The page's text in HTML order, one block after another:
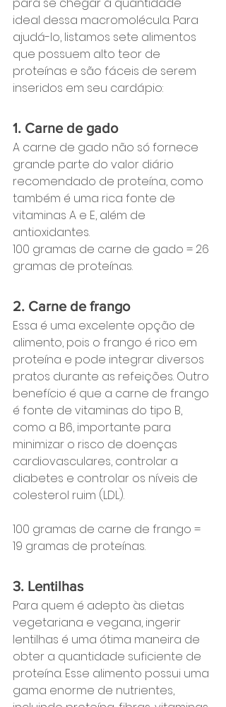
para se chegar à quantidade
ideal dessa macromolécula. Para
ajudá-lo, listamos sete alimentos
que possuem alto teor de
proteínas e são fáceis de serem
inseridos em seu cardápio:
1. Carne de gado
A carne de gado não só fornece
grande parte do valor diário
recomendado de proteína, como
também é uma rica fonte de
vitaminas A e E, além de
antioxidantes.
100 gramas de carne de gado = 26
gramas de proteínas.
2. Carne de frango
Essa é uma excelente opção de
alimento, pois o frango é rico em
proteína e pode integrar diversos
pratos durante as refeições. Outro
benefício é que a carne de frango
é fonte de vitaminas do tipo B,
como a B6, importante para
minimizar o risco de doenças
cardiovasculares, controlar a
diabetes e controlar os níveis de
colesterol ruim (LDL).
100 gramas de carne de frango =
19 gramas de proteínas.
3. Lentilhas
Para quem é adepto às dietas
vegetariana e vegana, ingerir
lentilhas é uma ótima maneira de
obter a quantidade suficiente de
proteína. Esse alimento possui uma
gama enorme de nutrientes,